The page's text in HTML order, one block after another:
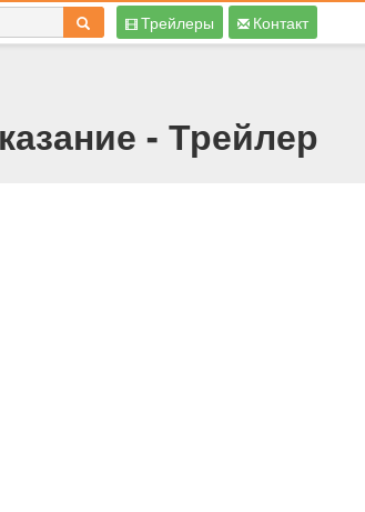
Трейлеры Контакт
- Трейлер